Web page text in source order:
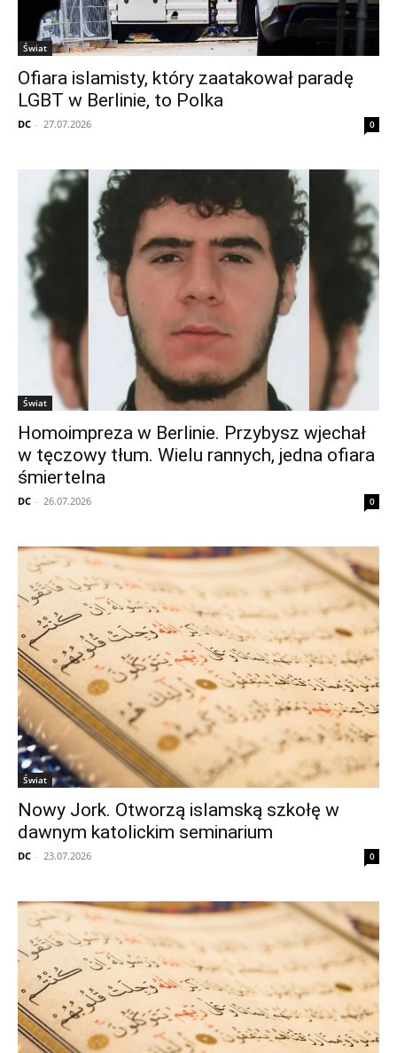
Świat
Ofiara islamisty, który zaatakował paradę
LGBT w Berlinie, to Polka
DC - 27.07.2026 0
Świat
Homoimpreza w Berlinie. Przybysz wjechał
w tęczowy tłum. Wielu rannych, jedna ofiara
śmiertelna
DC - 26.07.2026 0
Świat
Nowy Jork. Otworzą islamską szkołę w
dawnym katolickim seminarium
DC - 23.07.2026 0